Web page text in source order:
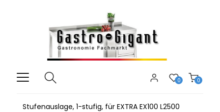
0
0
Stufenauslage, 1-stufig, für EXTRA EX100 L2500